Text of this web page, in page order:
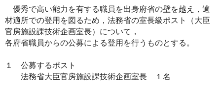
優秀で高い能力を有する職員を出身府省の壁を越え，適
材適所での登用を図るため，法務省の室長級ポスト（大臣
官房施設課技術企画室長）について，
各府省職員からの公募による登用を行うものとする。
１ 公募するポスト
法務省大臣官房施設課技術企画室長 １名